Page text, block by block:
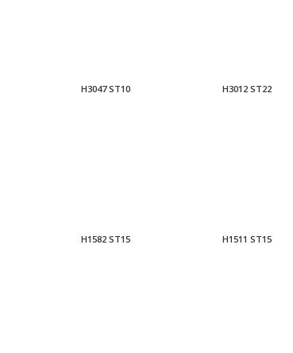
H3047 ST10 H3012 ST22
H1582 ST15 H1511 ST15